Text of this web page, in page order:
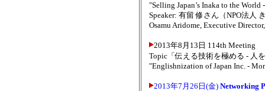
"Selling Japan’s Inaka to the
Speaker: 有留 修さん（NPO法人
Osamu Aridome, Executive
2013年8月13日 114th Meeting
Topic「伝える技術を極める - 人
"Englishnization of Japan Inc. -
2013年7月26日(金) Networking